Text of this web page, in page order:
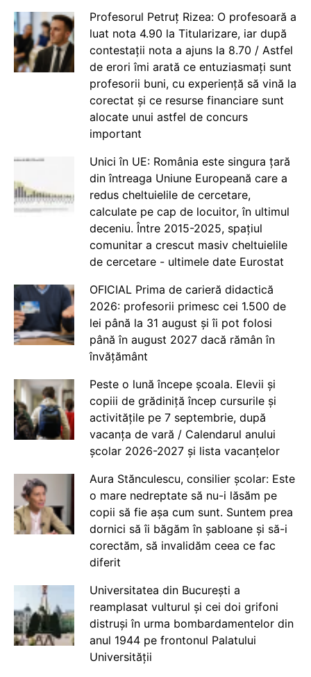
Profesorul Petruț Rizea: O profesoară a
luat nota 4.90 la Titularizare, iar după
contestații nota a ajuns la 8.70 / Astfel
de erori îmi arată ce entuziasmați sunt
profesorii buni, cu experiență să vină la
corectat și ce resurse financiare sunt
alocate unui astfel de concurs
important
Unici în UE: România este singura țară
din întreaga Uniune Europeană care a
redus cheltuielile de cercetare,
calculate pe cap de locuitor, în ultimul
deceniu. Între 2015-2025, spațiul
comunitar a crescut masiv cheltuielile
de cercetare - ultimele date Eurostat
OFICIAL Prima de carieră didactică
2026: profesorii primesc cei 1.500 de
lei până la 31 august și îi pot folosi
până în august 2027 dacă rămân în
învățământ
Peste o lună începe școala. Elevii și
copiii de grădiniță încep cursurile și
activitățile pe 7 septembrie, după
vacanța de vară / Calendarul anului
școlar 2026-2027 și lista vacanțelor
Aura Stănculescu, consilier școlar: Este
o mare nedreptate să nu-i lăsăm pe
copii să fie așa cum sunt. Suntem prea
dornici să îi băgăm în șabloane și să-i
corectăm, să invalidăm ceea ce fac
diferit
Universitatea din București a
reamplasat vulturul și cei doi grifoni
distruși în urma bombardamentelor din
anul 1944 pe frontonul Palatului
Universității